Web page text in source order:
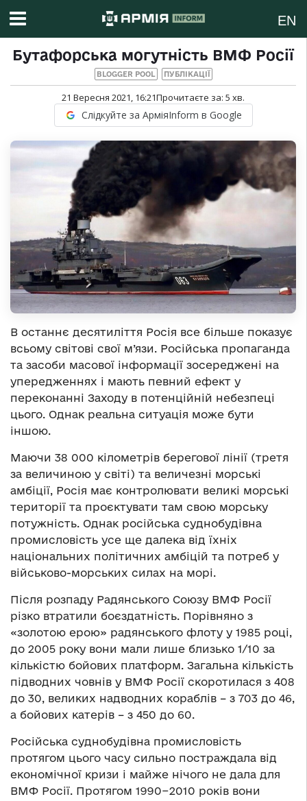
EN
Бутафорська могутність ВМФ Росії
BLOGGER POOL ПУБЛІКАЦІЇ
21 Вересня 2021, 16:21Прочитаєте за: 5 хв.
Слідкуйте за АрміяInform в Google
В останнє десятиліття Росія все більше показує
всьому світові свої м’язи. Російська пропаганда
та засоби масової інформації зосереджені на
упередженнях і мають певний ефект у
переконанні Заходу в потенційній небезпеці
цього. Однак реальна ситуація може бути
іншою.
Маючи 38 000 кілометрів берегової лінії (третя
за величиною у світі) та величезні морські
амбіції, Росія має контролювати великі морські
території та проєктувати там свою морську
потужність. Однак російська суднобудівна
промисловість усе ще далека від їхніх
національних політичних амбіцій та потреб у
військово-морських силах на морі.
Після розпаду Радянського Союзу ВМФ Росії
різко втратили боєздатність. Порівняно з
«золотою ерою» радянського флоту у 1985 році,
до 2005 року вони мали лише близько 1/10 за
кількістю бойових платформ. Загальна кількість
підводних човнів у ВМФ Росії скоротилася з 408
до 30, великих надводних кораблів – з 703 до 46,
а бойових катерів – з 450 до 60.
Російська суднобудівна промисловість
протягом цього часу сильно постраждала від
економічної кризи і майже нічого не дала для
ВМФ Росії. Протягом 1990−2010 років вони